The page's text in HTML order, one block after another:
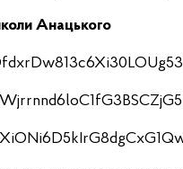
Анацького